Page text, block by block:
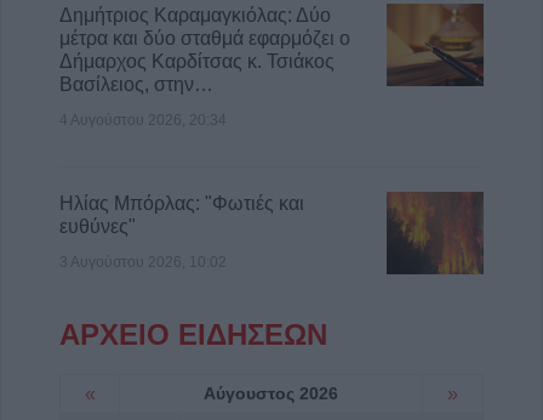
Δημήτριος Καραμαγκιόλας: Δύο
μέτρα και δύο σταθμά εφαρμόζει ο
Δήμαρχος Καρδίτσας κ. Τσιάκος
Βασίλειος, στην…
4 Αυγούστου 2026, 20:34
Ηλίας Μπόρλας: "Φωτιές και
ευθύνες"
3 Αυγούστου 2026, 10:02
ΑΡΧΕΙΟ ΕΙΔΗΣΕΩΝ
« Αύγουστος 2026 »